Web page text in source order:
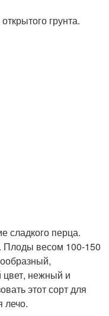
грунта.
сладкого перца.
Плоды весом 100-150
нежный и
этот сорт для
лечо.